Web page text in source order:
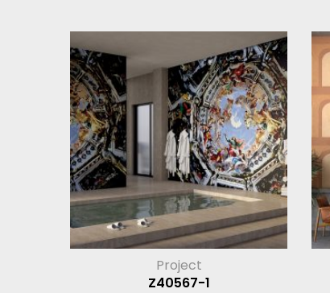
Project
Z40567-1